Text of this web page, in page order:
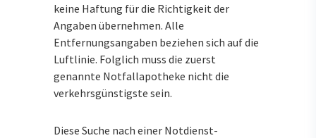
keine Haftung für die Richtigkeit der
Angaben übernehmen. Alle
Entfernungsangaben beziehen sich auf die
Luftlinie. Folglich muss die zuerst
genannte Notfallapotheke nicht die
verkehrsgünstigste sein.
Diese Suche nach einer Notdienst-